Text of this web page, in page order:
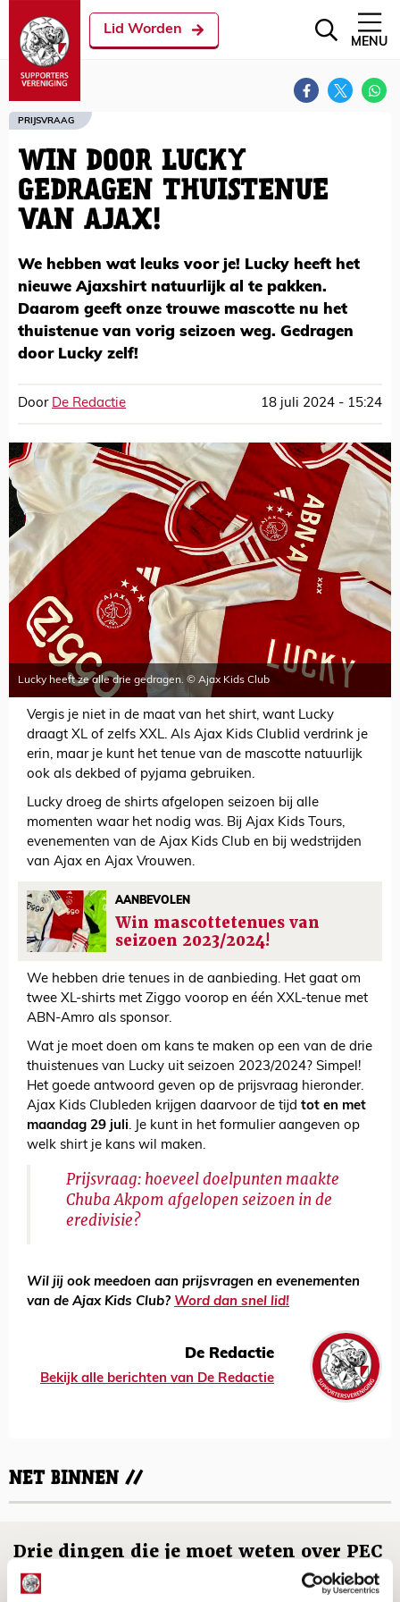
Lid Worden
MENU
PRIJSVRAAG
WIN DOOR LUCKY
GEDRAGEN THUISTENUE
VAN AJAX!
We hebben wat leuks voor je! Lucky heeft het
nieuwe Ajaxshirt natuurlijk al te pakken.
Daarom geeft onze trouwe mascotte nu het
thuistenue van vorig seizoen weg. Gedragen
door Lucky zelf!
Door De Redactie 18 juli 2024 - 15:24
Lucky heeft ze alle drie gedragen. © Ajax Kids Club
Vergis je niet in de maat van het shirt, want Lucky
draagt XL of zelfs XXL. Als Ajax Kids Clublid verdrink je
erin, maar je kunt het tenue van de mascotte natuurlijk
ook als dekbed of pyjama gebruiken.
Lucky droeg de shirts afgelopen seizoen bij alle
momenten waar het nodig was. Bij Ajax Kids Tours,
evenementen van de Ajax Kids Club en bij wedstrijden
van Ajax en Ajax Vrouwen.
AANBEVOLEN
Win mascottetenues van
seizoen 2023/2024!
We hebben drie tenues in de aanbieding. Het gaat om
twee XL-shirts met Ziggo voorop en één XXL-tenue met
ABN-Amro als sponsor.
Wat je moet doen om kans te maken op een van de drie
thuistenues van Lucky uit seizoen 2023/2024? Simpel!
Het goede antwoord geven op de prijsvraag hieronder.
Ajax Kids Clubleden krijgen daarvoor de tijd tot en met
maandag 29 juli. Je kunt in het formulier aangeven op
welk shirt je kans wil maken.
Prijsvraag: hoeveel doelpunten maakte
Chuba Akpom afgelopen seizoen in de
eredivisie?
Wil jij ook meedoen aan prijsvragen en evenementen
van de Ajax Kids Club? Word dan snel lid!
De Redactie
Bekijk alle berichten van De Redactie
NET BINNEN //
Drie dingen die je moet weten over PEC
Zwolle - Ajax